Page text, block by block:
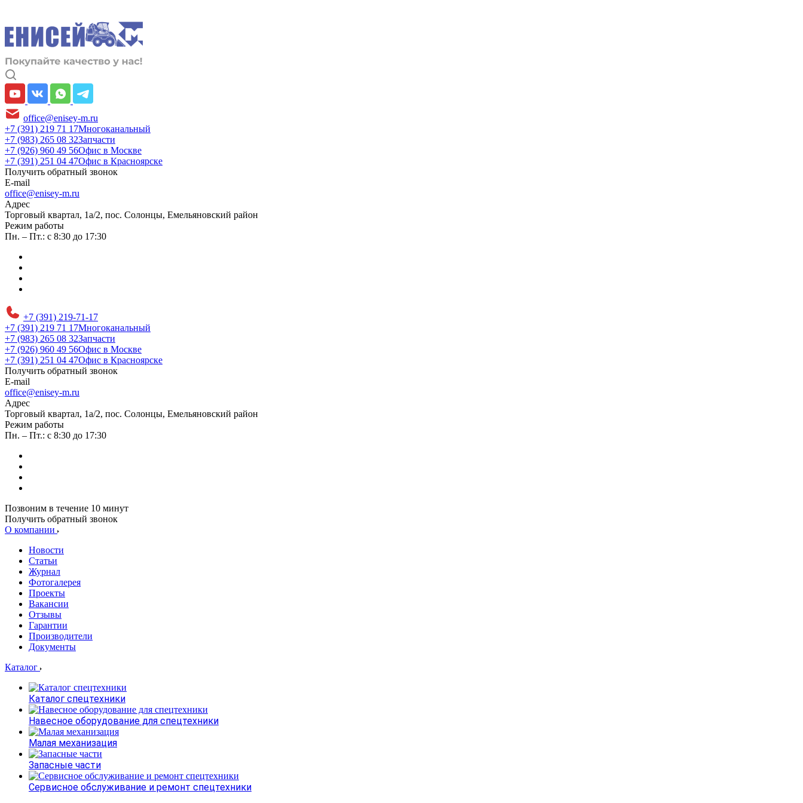
office@enisey-m.ru
+7 (391) 219 71 17Многоканальный
+7 (983) 265 08 32Запчасти
+7 (926) 960 49 56Офис в Москве
+7 (391) 251 04 47Офис в Красноярске
Получить обратный звонок
E-mail
office@enisey-m.ru
Адрес
​Торговый квартал, 1а/2, пос. Солонцы, Емельяновский район
Режим работы
Пн. – Пт.: с 8:30 до 17:30
+7 (391) 219-71-17
+7 (391) 219 71 17Многоканальный
+7 (983) 265 08 32Запчасти
+7 (926) 960 49 56Офис в Москве
+7 (391) 251 04 47Офис в Красноярске
Получить обратный звонок
E-mail
office@enisey-m.ru
Адрес
​Торговый квартал, 1а/2, пос. Солонцы, Емельяновский район
Режим работы
Пн. – Пт.: с 8:30 до 17:30
Позвоним в течение 10 минут
Получить обратный звонок
О компании
Новости
Статьи
Журнал
Фотогалерея
Проекты
Вакансии
Отзывы
Гарантии
Производители
Документы
Каталог
Каталог спецтехники
Навесное оборудование для спецтехники
Малая механизация
Запасные части
Сервисное обслуживание и ремонт спецтехники